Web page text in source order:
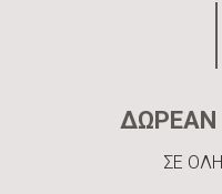
ΔΩΡΕΑΝ
ΣΕ